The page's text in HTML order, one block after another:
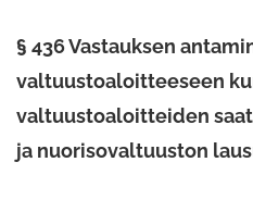
§ 436 Vastauksen
valtuustoaloitteeseen
valtuustoaloitteiden
ja nuorisovaltuuston